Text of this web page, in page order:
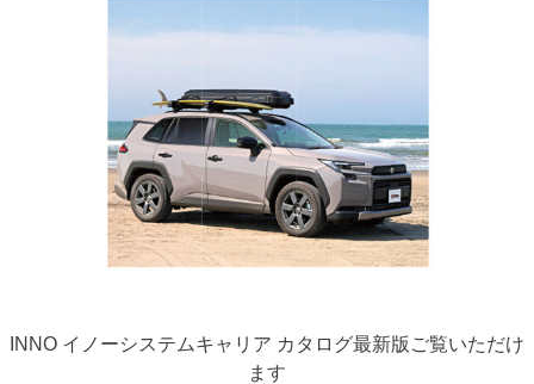
INNO イノーシステムキャリア カタログ最新版ご覧いただけ
ます